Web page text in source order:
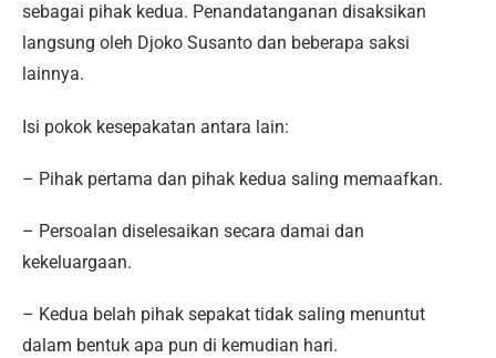
sebagai pihak kedua. Penandatanganan disaksikan
langsung oleh Djoko Susanto dan beberapa saksi
lainnya.
Isi pokok kesepakatan antara lain:
– Pihak pertama dan pihak kedua saling memaafkan.
– Persoalan diselesaikan secara damai dan
kekeluargaan.
– Kedua belah pihak sepakat tidak saling menuntut
dalam bentuk apa pun di kemudian hari.